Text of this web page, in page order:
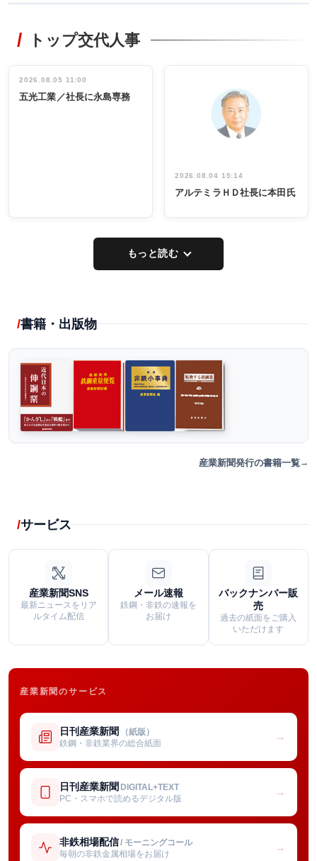
非鉄業界で
インタビュ
ー／社内ア
タックトレー
祝う 業界関
係者ら220人
出席
トップ交代人事
2026.08.05 11:00
五光工業／社長に永島専務
2026.08.04 15:14
アルテミラＨＤ社長に本田氏
もっと読む
書籍・出版物
産業新聞発行の書籍一覧
サービス
産業新聞SNS
最新ニュースをリア
ルタイム配信
メール速報
鉄鋼・非鉄の速報を
お届け
バックナンバー販
売
過去の紙面をご購入
いただけます
産業新聞のサービス
日刊産業新聞 （紙版）
鉄鋼・非鉄業界の総合紙面
→
日刊産業新聞 DIGITAL+TEXT
PC・スマホで読めるデジタル版
→
非鉄相場配信/ モーニングコール
毎朝の非鉄金属相場をお届け
→